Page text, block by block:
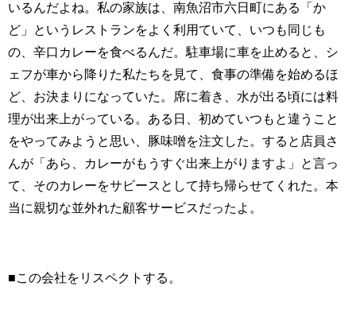
いるんだよね。私の家族は、南魚沼市六日町にある「か
ど」というレストランをよく利用ていて、いつも同じも
の、辛口カレーを食べるんだ。駐車場に車を止めると、シ
ェフが車から降りた私たちを見て、食事の準備を始めるほ
ど、お決まりになっていた。席に着き、水が出る頃には料
理が出来上がっている。ある日、初めていつもと違うこと
をやってみようと思い、豚味噌を注文した。すると店員さ
んが「あら、カレーがもうすぐ出来上がりますよ」と言っ
て、そのカレーをサビースとして持ち帰らせてくれた。本
当に親切な並外れた顧客サービスだったよ。
■この会社をリスペクトする。